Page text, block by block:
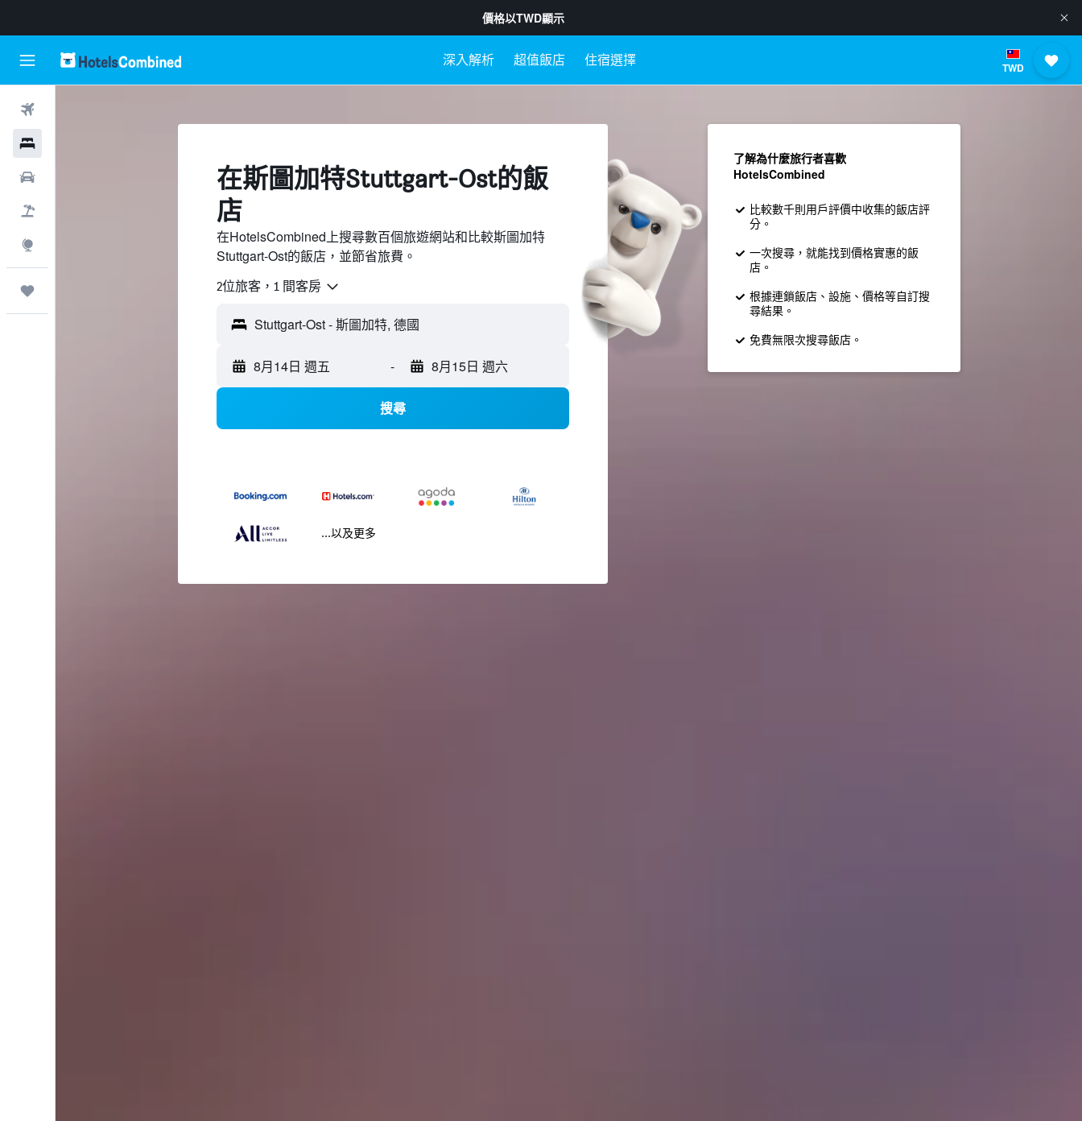
價格以TWD顯示
深入解析 超值飯店 住宿選擇 TWD
​在斯圖加特Stuttgart-Ost​的飯
店
在HotelsCombined上搜尋數百個旅遊網站和比較斯圖加特
Stuttgart-Ost的飯店，並節省旅費。
2位旅客，1 間客房
8月14日 週五 - 8月15日 週六
搜尋
...以及更多
了解為什麼旅行者喜歡
HotelsCombined
比較數千則用戶評價中收集的飯店評
分。
一次搜尋，就能找到價格實惠的飯
店。
根據連鎖飯店、設施、價格等自訂搜
尋結果。
免費無限次搜尋飯店。